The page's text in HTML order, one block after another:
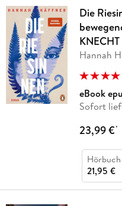
Die
KNECHT
Hannah
eBook
Sofort
23,99 €*
21,95 €